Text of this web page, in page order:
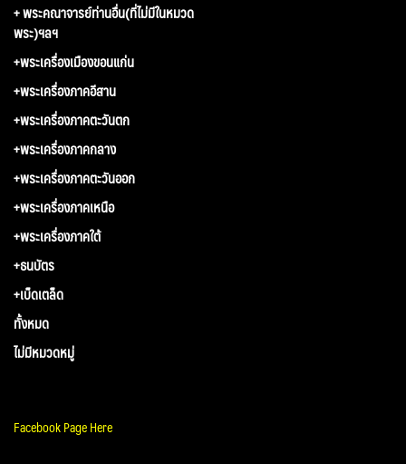
+ พระคณาจารย์ท่านอื่น(ที่ไม่มีในหมวด
พระ)ฯลฯ
+พระเครื่องเมืองขอนแก่น
+พระเครื่องภาคอีสาน
+พระเครื่องภาคตะวันตก
+พระเครื่องภาคกลาง
+พระเครื่องภาคตะวันออก
+พระเครื่องภาคเหนือ
+พระเครื่องภาคใต้
+ธนบัตร
+เบ็ดเตล็ด
ทั้งหมด
ไม่มีหมวดหมู่
Facebook Page Here